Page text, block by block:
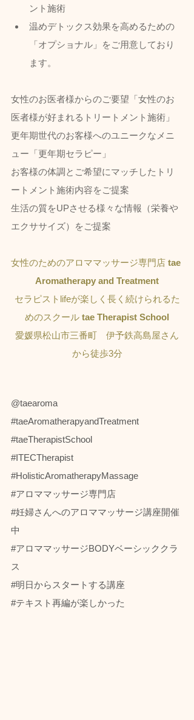
ント施術
温めデトックス効果を高めるための
「オプショナル」をご用意しており
ます。
女性のお医者様からのご要望「女性のお
医者様が好まれるトリートメント施術」
更年期世代のお客様へのユニークなメニ
ュー「更年期セラピー」
お客様の体調とご希望にマッチしたトリ
ートメント施術内容をご提案
生活の質をUPさせる様々な情報（栄養や
エクササイズ）をご提案
女性のためのアロママッサージ専門店 tae
Aromatherapy and Treatment
セラピストlifeが楽しく長く続けられるた
めのスクール tae Therapist School
愛媛県松山市三番町　伊予鉄高島屋さん
から徒歩3分
@taearoma
#taeAromatherapyandTreatment
#taeTherapistSchool
#ITECTherapist
#HolisticAromatherapyMassage
#アロママッサージ専門店
#妊婦さんへのアロママッサージ講座開催
中
#アロママッサージBODYベーシッククラ
ス
#明日からスタートする講座
#テキスト再編が楽しかった